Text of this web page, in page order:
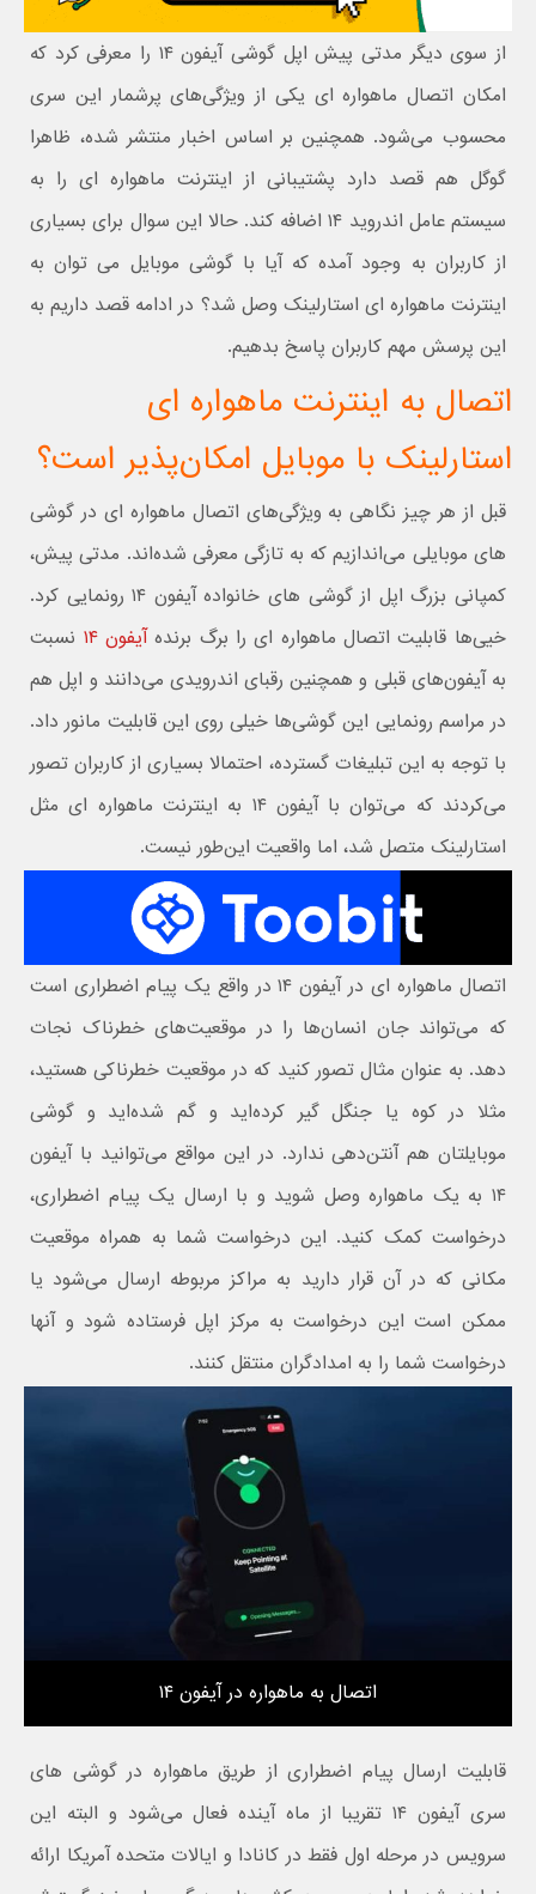
از سوی دیگر مدتی پیش اپل گوشی آیفون ۱۴ را معرفی کرد که
امکان اتصال ماهواره ای یکی از ویژگی‌های پرشمار این سری
محسوب می‌شود. همچنین بر اساس اخبار منتشر شده، ظاهرا
گوگل هم قصد دارد پشتیبانی از اینترنت ماهواره ای را به
سیستم عامل اندروید ۱۴ اضافه کند. حالا این سوال برای بسیاری
از کاربران به وجود آمده که آیا با گوشی موبایل می توان به
اینترنت ماهواره ای استارلینک وصل شد؟ در ادامه قصد داریم به
این پرسش مهم کاربران پاسخ بدهیم.
اتصال به اینترنت ماهواره ای
استارلینک با موبایل امکان‌پذیر است؟
قبل از هر چیز نگاهی به ویژگی‌های اتصال ماهواره ای در گوشی
های موبایلی می‌اندازیم که به تازگی معرفی شده‌اند. مدتی پیش،
کمپانی بزرگ اپل از گوشی های خانواده آیفون ۱۴ رونمایی کرد.
خیی‌ها قابلیت اتصال ماهواره ای را برگ برندهآیفون ۱۴
نسبت
به آیفون‌های قبلی و همچنین رقبای اندرویدی می‌دانند و اپل هم
در مراسم رونمایی این گوشی‌ها خیلی روی این قابلیت مانور داد.
با توجه به این تبلیغات گسترده، احتمالا بسیاری از کاربران تصور
می‌کردند که می‌توان با آیفون ۱۴ به اینترنت ماهواره ای مثل
استارلینک متصل شد، اما واقعیت این‌طور نیست.
اتصال ماهواره ای در آیفون ۱۴ در واقع یک پیام اضطراری است
که می‌تواند جان انسان‌ها را در موقعیت‌های خطرناک نجات
دهد. به عنوان مثال تصور کنید که در موقعیت خطرناکی هستید،
مثلا در کوه یا جنگل گیر کرده‌اید و گم شده‌اید و گوشی
موبایلتان هم آنتن‌دهی ندارد. در این مواقع می‌توانید با آیفون
۱۴ به یک ماهواره وصل شوید و با ارسال یک پیام اضطراری،
درخواست کمک کنید. این درخواست شما به همراه موقعیت
مکانی که در آن قرار دارید به مراکز مربوطه ارسال می‌شود یا
ممکن است این درخواست به مرکز اپل فرستاده شود و آنها
درخواست شما را به امدادگران منتقل کنند.
اتصال به ماهواره در آیفون ۱۴
قابلیت ارسال پیام اضطراری از طریق ماهواره در گوشی های
سری آیفون ۱۴ تقریبا از ماه آینده فعال می‌شود و البته این
سرویس در مرحله اول فقط در کانادا و ایالات متحده آمریکا ارائه